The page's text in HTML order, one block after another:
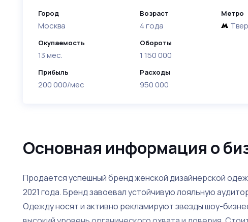
Город
Москва
Окупаемость
13 мес.
Прибыль
200 000/мес
Возраст
4 года
Обороты
1 150 000
Расходы
950 000
Метро
Основная информация о
Продается успешный бренд женской дизайнерской
2021 года. Бренд завоевал устойчивую лояльную
Одежду носят и активно рекламируют звезды шоу-